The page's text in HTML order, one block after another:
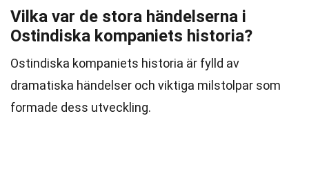
Vilka var de stora händelserna i
Ostindiska kompaniets historia?
Ostindiska kompaniets historia är fylld av
dramatiska händelser och viktiga milstolpar som
formade dess utveckling.